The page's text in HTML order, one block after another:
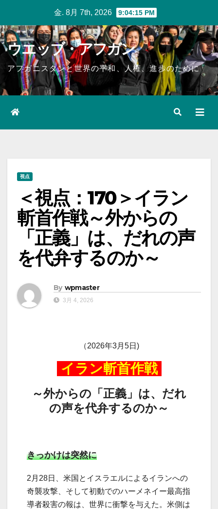
content
金. 8月 7th, 2026 9:04:16 PM
ウエッブ・アフガン
アフガニスタンと世界の平和、人権、進歩のために
視点
＜視点：170＞イラン
斬首作戦～外からの
「正義」は、だれの声
を代弁するのか～
By wpmaster
3月 4, 2026
（2026年3月5日)
イラン斬首作戦
～外からの「正義」は、だれ
の声を代弁するのか～
きっかけは突然に
2月28日、米国とイスラエルによるイランへの
奇襲攻撃、そして初動でのハーメネイー最高指
導者殺害の報は、世界に衝撃を与えた。米側は